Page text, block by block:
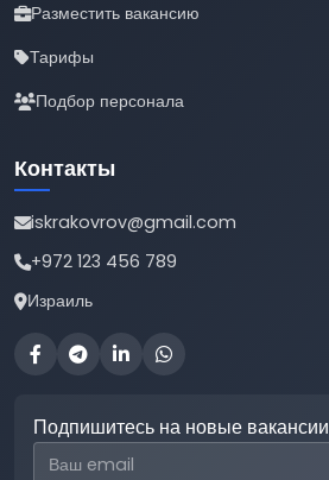
Разместить вакансию
Тарифы
Подбор персонала
Контакты
iskrakovrov@gmail.com
+972 123 456 789
Израиль
Подпишитесь на новые вакансии
Email для подписки